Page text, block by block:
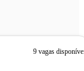
9 vagas